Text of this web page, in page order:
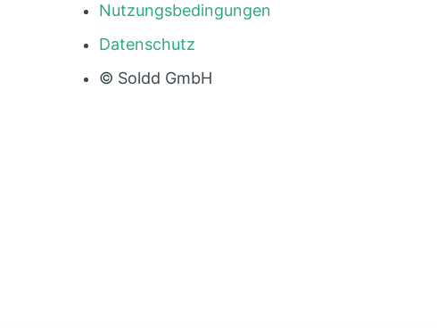
Nutzungsbedingungen
Datenschutz
© Soldd GmbH